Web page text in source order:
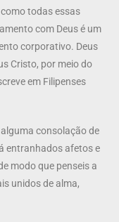
todas essas
com Deus é um
corporativo. Deus
Cristo, por meio do
em Filipenses
consolação de
entranhados afetos e
modo que penseis a
unidos de alma,